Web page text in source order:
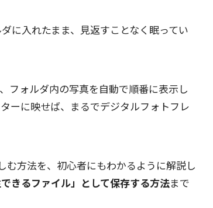
に入れたまま、見返すことなく眠ってい
フォルダ内の写真を自動で順番に表示し
ーに映せば、まるでデジタルフォトフレ
方法を、初心者にもわかるように解説し
できるファイル」として保存する方法まで